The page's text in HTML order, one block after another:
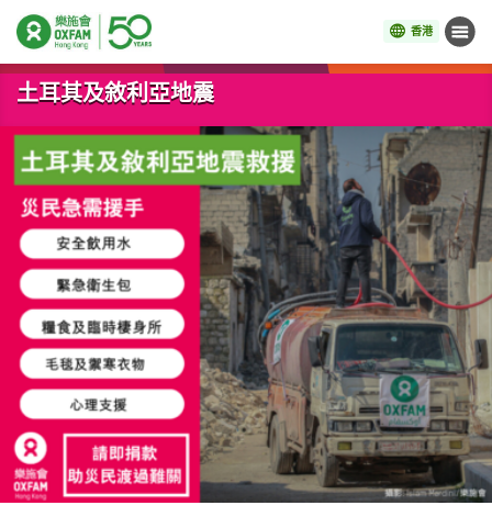
香港 目錄
開始主要內容
土耳其及敘利亞地震